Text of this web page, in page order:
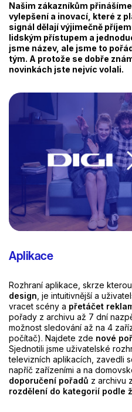
Našim zákazníkům
vylepšení a inovací, které z
signál dělají výjimečně
lidským přístupem a
jsme název, ale jsme to
tým. A protože se dobře
novinkách jste nejvíc volali.
Aplikace
Rozhraní aplikace, skrze
design , je intuitivnější a
vracet scény a přetáčet
pořady z archivu až 7 dní
možnost sledování až na 4
počítač). Najdete zde nové
Sjednotili jsme uživatelské
televizních aplikacích, zavedli
napříč zařízeními a na
doporučení pořadů z archivu
rozdělení do kategorií podle